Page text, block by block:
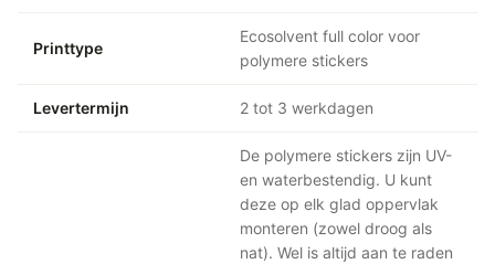
Printtype
Ecosolvent full color voor
polymere stickers
Levertermijn 2 tot 3 werkdagen
De polymere stickers zijn UV-
en waterbestendig. U kunt
deze op elk glad oppervlak
monteren (zowel droog als
nat). Wel is altijd aan te raden